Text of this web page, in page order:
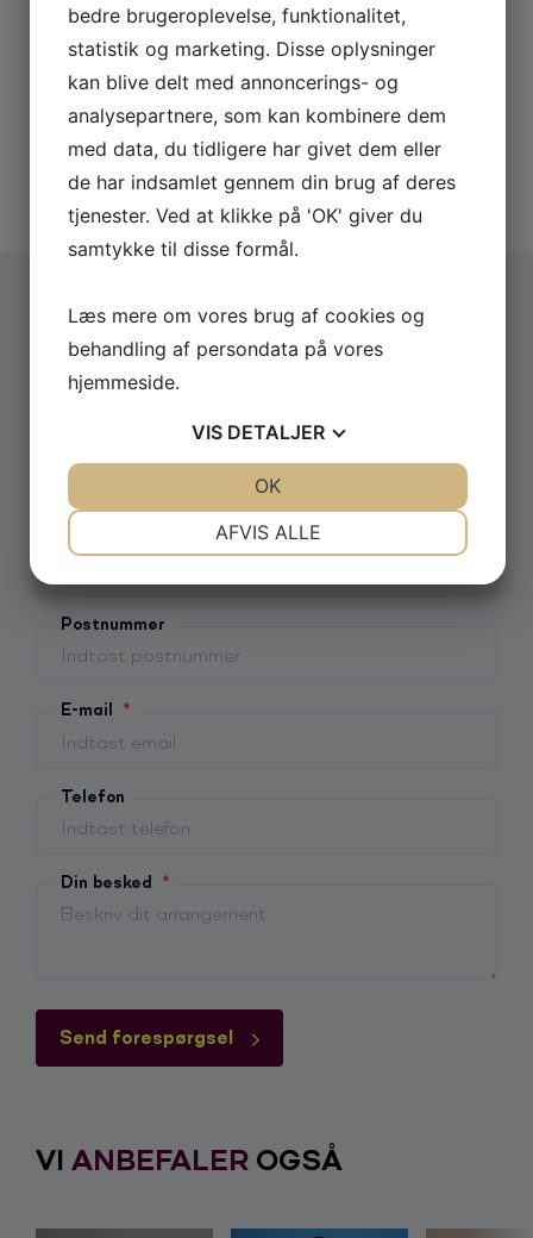
Frederik Cilius og Rasmus Bruun, som tager dig med
bag scenen; om hvordan programmet blev til samt
det daglige arbejde.
Den Korte Radioavis, er det ikke dem
fra …?
Sommeren på Birgitø (2020),
Teaterforestilling
Det skide show (2018), Teaterforestilling
Den Korte Radioavis (2015-2019),
Book Den Korte Radio Avis
Book et underholdende indslag eller et foredrag med
Den Korte Radioavis ved at udfylde Forespørgsel-
Send os en uforpligtende forespørgsel på Den
Korte Radioavis og få lynhurtigt svar på
eksempelvis pris og dato.
Derfor skal du booke via os:
Hurtigt svar på forespørgsler
20 års erfaring med booking
Altid uforpligtende forespørgsel
Vælg arrangementstype *
Firma
Postnummer
E-mail *
Telefon
Din besked *
Send forespørgsel
VI ANBEFALER OGSÅ
bedre brugeroplevelse, funktionalitet,
statistik og marketing. Disse oplysninger
kan blive delt med annoncerings- og
analysepartnere, som kan kombinere dem
med data, du tidligere har givet dem eller
de har indsamlet gennem din brug af deres
tjenester. Ved at klikke på 'OK' giver du
samtykke til disse formål.
Læs mere om vores brug af cookies og
behandling af persondata på vores
hjemmeside.
VIS DETALJER
AFVIS ALLE
OK